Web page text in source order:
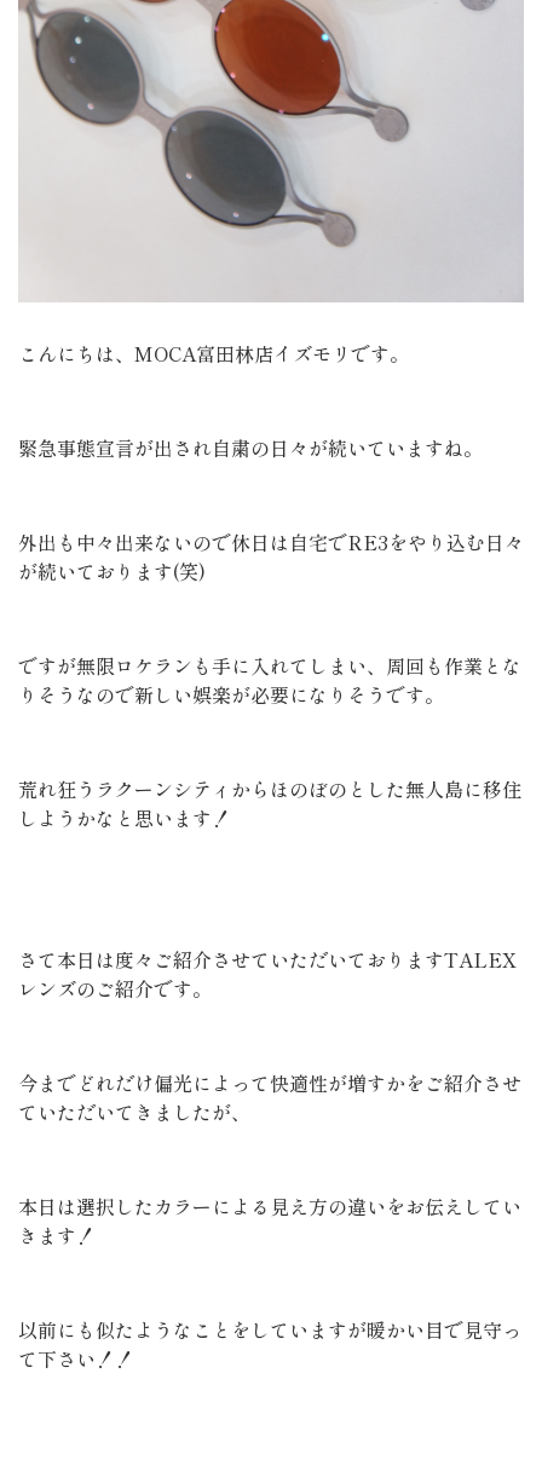
こんにちは、MOCA富田林店イズモリです。
緊急事態宣言が出され自粛の日々が続いていますね。
外出も中々出来ないので休日は自宅でRE3をやり込む日々
が続いております(笑)
ですが無限ロケランも手に入れてしまい、周回も作業とな
りそうなので新しい娯楽が必要になりそうです。
荒れ狂うラクーンシティからほのぼのとした無人島に移住
しようかなと思います！
さて本日は度々ご紹介させていただいておりますTALEX
レンズのご紹介です。
今までどれだけ偏光によって快適性が増すかをご紹介させ
ていただいてきましたが、
本日は選択したカラーによる見え方の違いをお伝えしてい
きます！
以前にも似たようなことをしていますが暖かい目で見守っ
て下さい！！